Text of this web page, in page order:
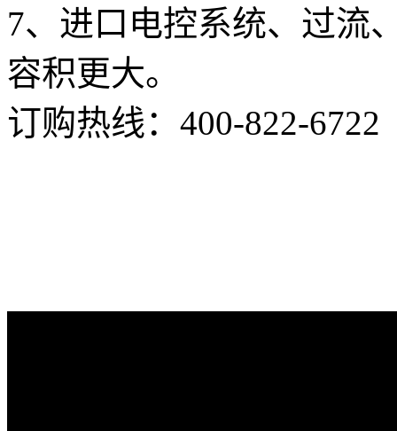
7、进口电控系统、过流
容积更大。
订购热线： 400-822-6722